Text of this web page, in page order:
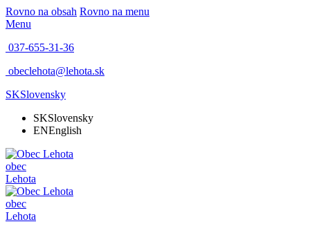
Rovno na obsah Rovno na menu
Menu
037-655-31-36
obeclehota@lehota.sk
SKSlovensky
SKSlovensky
ENEnglish
obec
Lehota
obec
Lehota